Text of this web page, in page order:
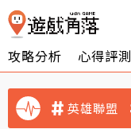
攻略分析 心得評測
英雄聯盟